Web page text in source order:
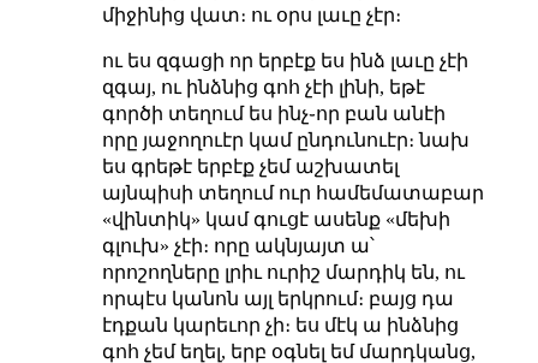
միջինից վատ։ ու օրս լաւը չէր։
ու ես զգացի որ երբէք ես ինձ լաւը չէի
զգայ, ու ինձնից գոհ չէի լինի, եթէ
գործի տեղում ես ինչ֊որ բան անէի
որը յաջողուէր կամ ընդունուէր։ նախ
ես գրեթէ երբէք չեմ աշխատել
այնպիսի տեղում ուր համեմատաբար
«վինտիկ» կամ գուցէ ասենք «մեխի
գլուխ» չէի։ որը ակնյայտ ա՝
որոշողները լրիւ ուրիշ մարդիկ են, ու
որպէս կանոն այլ երկրում։ բայց դա
էդքան կարեւոր չի։ ես մէկ ա ինձնից
գոհ չեմ եղել, երբ օգնել եմ մարդկանց,